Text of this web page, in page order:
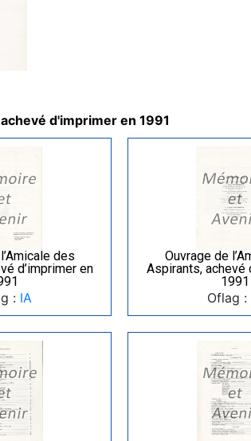
d'imprimer en 1991
des
d’imprimer en
: IA
Ouvrage de
Aspirants, achevé
1991
Oflag :